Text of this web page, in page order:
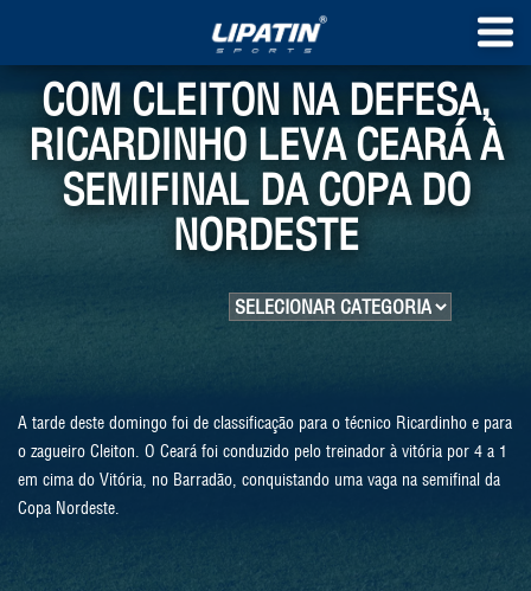
COM CLEITON NA DEFESA,
RICARDINHO LEVA CEARÁ À
SEMIFINAL DA COPA DO
NORDESTE
A tarde deste domingo foi de classificação para o técnico Ricardinho e para
o zagueiro Cleiton. O Ceará foi conduzido pelo treinador à vitória por 4 a 1
em cima do Vitória, no Barradão, conquistando uma vaga na semifinal da
Copa Nordeste.